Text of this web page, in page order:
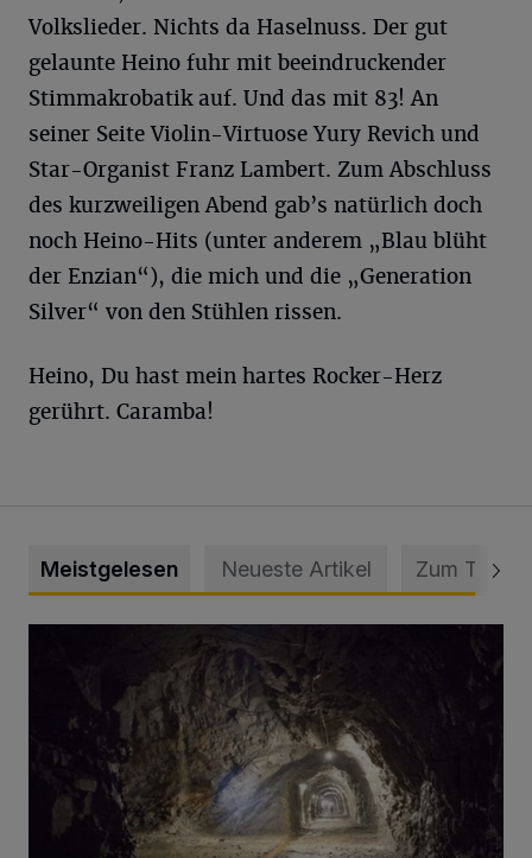
Volkslieder. Nichts da Haselnuss. Der gut
gelaunte Heino fuhr mit beeindruckender
Stimmakrobatik auf. Und das mit 83! An
seiner Seite Violin-Virtuose Yury Revich und
Star-Organist Franz Lambert. Zum Abschluss
des kurzweiligen Abend gab’s natürlich doch
noch Heino-Hits (unter anderem „Blau blüht
der Enzian“), die mich und die „Generation
Silver“ von den Stühlen rissen.
Heino, Du hast mein hartes Rocker-Herz
gerührt. Caramba!
Meistgelesen Neueste Artikel Zum Thema